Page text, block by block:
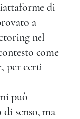
di
a
nel
come
per certi
può
senso, ma